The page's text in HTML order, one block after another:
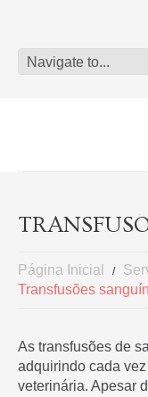
Página Inicial
Transfusões
As transfusões de
adquirindo cada
veterinária. Apesar